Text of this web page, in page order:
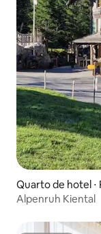
Quarto de hotel ⋅
Alpenruh Kiental